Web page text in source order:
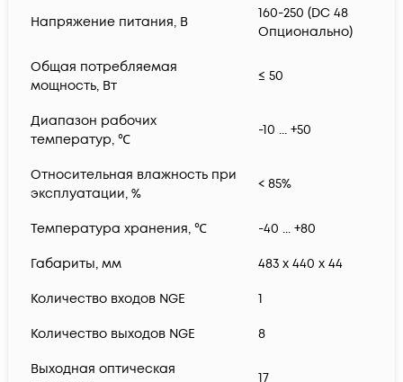
Напряжение питания, В
160-250 (DC 48
Опционально)
Общая потребляемая
мощность, Вт
≤ 50
Диапазон рабочих
температур, ℃
-10 ... +50
Относительная влажность при
эксплуатации, %
< 85%
Температура хранения, ℃ -40 ... +80
Габариты, мм 483 x 440 x 44
Количество входов NGE 1
Количество выходов NGE 8
Выходная оптическая
17